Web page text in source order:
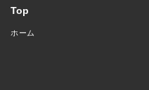
Top
ホーム